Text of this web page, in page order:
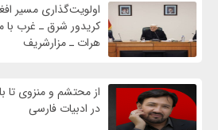
اولویت‌گذاری مسیر
کریدور شرق ـ غرب با
هرات ـ مزارشریف
از محتشم و منزوی تا
در ادبیات فارسی